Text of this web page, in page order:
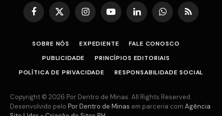
Facebook
X
InstagramYouTubeLinkedInWhatsAppRSS
SOBRE NÓS EXPEDIENTE
FALE CONOSCO
PUBLICIDADE
PRINCÍPIOS EDITORIAIS
POLÍTICA DE PRIVACIDADE
RESPONSABILIDADE SOCIAL
Copyright © 2026 Por Dentro de Minas. All Rights Reserved.
Desenvolvido pelo Por Dentro de Minas em parceria com Agência